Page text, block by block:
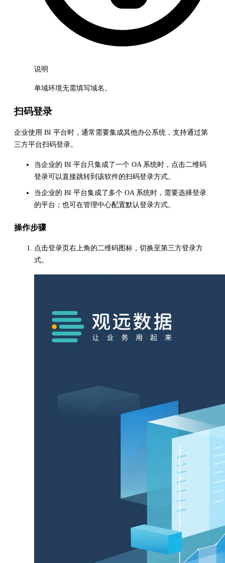
说明
单域环境无需填写域名。
扫码登录
企业使用 BI 平台时，通常需要集成其他办公系统，支持通过第
三方平台扫码登录。
当企业的 BI 平台只集成了一个 OA 系统时，点击二维码
登录可以直接跳转到该软件的扫码登录方式。
当企业的 BI 平台集成了多个 OA 系统时，需要选择登录
的平台；也可在管理中心配置默认登录方式。
操作步骤
点击登录页右上角的二维码图标，切换至第三方登录方
式。